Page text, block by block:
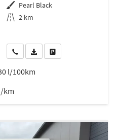
Außenfarbe Pearl Black
Kilometerstand 2 km
Wir rufen Sie anPDF-Datei, Fahrzeugexposé
l/100km
km